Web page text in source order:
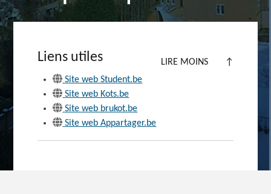
Liens utiles LIRE MOINS
↑
Site web Student.be
Site web Kots.be
Site web brukot.be
Site web Appartager.be